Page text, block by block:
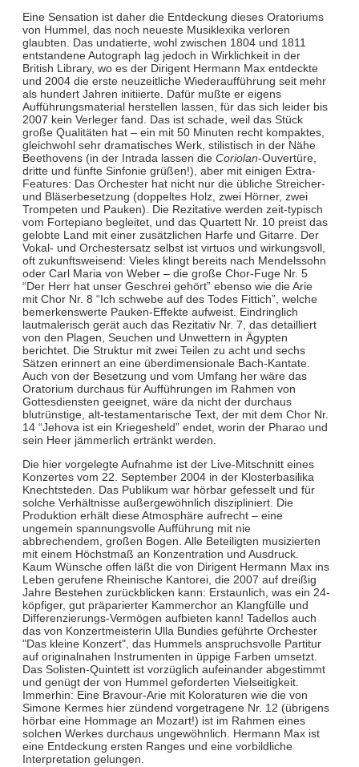
Eine Sensation ist daher die Entdeckung dieses Oratoriums
von Hummel, das noch neueste Musiklexika verloren
glaubten. Das undatierte, wohl zwischen 1804 und 1811
entstandene Autograph lag jedoch in Wirklichkeit in der
British Library, wo es der Dirigent Hermann Max entdeckte
und 2004 die erste neuzeitliche Wiederaufführung seit mehr
als hundert Jahren initiierte. Dafür mußte er eigens
Aufführungsmaterial herstellen lassen, für das sich leider bis
2007 kein Verleger fand. Das ist schade, weil das Stück
große Qualitäten hat – ein mit 50 Minuten recht kompaktes,
gleichwohl sehr dramatisches Werk, stilistisch in der Nähe
Beethovens (in der Intrada lassen die Coriolan-Ouvertüre,
dritte und fünfte Sinfonie grüßen!), aber mit einigen Extra-
Features: Das Orchester hat nicht nur die übliche Streicher-
und Bläserbesetzung (doppeltes Holz, zwei Hörner, zwei
Trompeten und Pauken). Die Rezitative werden zeit-typisch
vom Fortepiano begleitet, und das Quartett Nr. 10 preist das
gelobte Land mit einer zusätzlichen Harfe und Gitarre. Der
Vokal- und Orchestersatz selbst ist virtuos und wirkungsvoll,
oft zukunftsweisend: Vieles klingt bereits nach Mendelssohn
oder Carl Maria von Weber – die große Chor-Fuge Nr. 5
“Der Herr hat unser Geschrei gehört” ebenso wie die Arie
mit Chor Nr. 8 “Ich schwebe auf des Todes Fittich”, welche
bemerkenswerte Pauken-Effekte aufweist. Eindringlich
lautmalerisch gerät auch das Rezitativ Nr. 7, das detailliert
von den Plagen, Seuchen und Unwettern in Ägypten
berichtet. Die Struktur mit zwei Teilen zu acht und sechs
Sätzen erinnert an eine überdimensionale Bach-Kantate.
Auch von der Besetzung und vom Umfang her wäre das
Oratorium durchaus für Aufführungen im Rahmen von
Gottesdiensten geeignet, wäre da nicht der durchaus
blutrünstige, alt-testamentarische Text, der mit dem Chor Nr.
14 “Jehova ist ein Kriegesheld” endet, worin der Pharao und
sein Heer jämmerlich ertränkt werden.
Die hier vorgelegte Aufnahme ist der Live-Mitschnitt eines
Konzertes vom 22. September 2004 in der Klosterbasilika
Knechtsteden. Das Publikum war hörbar gefesselt und für
solche Verhältnisse außergewöhnlich diszipliniert. Die
Produktion erhält diese Atmosphäre aufrecht – eine
ungemein spannungsvolle Aufführung mit nie
abbrechendem, großen Bogen. Alle Beteiligten musizierten
mit einem Höchstmaß an Konzentration und Ausdruck.
Kaum Wünsche offen läßt die von Dirigent Hermann Max ins
Leben gerufene Rheinische Kantorei, die 2007 auf dreißig
Jahre Bestehen zurückblicken kann: Erstaunlich, was ein 24-
köpfiger, gut präparierter Kammerchor an Klangfülle und
Differenzierungs-Vermögen aufbieten kann! Tadellos auch
das von Konzertmeisterin Ulla Bundies geführte Orchester
"Das kleine Konzert", das Hummels anspruchsvolle Partitur
auf originalnahen Instrumenten in üppige Farben umsetzt.
Das Solisten-Quintett ist vorzüglich aufeinander abgestimmt
und genügt der von Hummel geforderten Vielseitigkeit.
Immerhin: Eine Bravour-Arie mit Koloraturen wie die von
Simone Kermes hier zündend vorgetragene Nr. 12 (übrigens
hörbar eine Hommage an Mozart!) ist im Rahmen eines
solchen Werkes durchaus ungewöhnlich. Hermann Max ist
eine Entdeckung ersten Ranges und eine vorbildliche
Interpretation gelungen.